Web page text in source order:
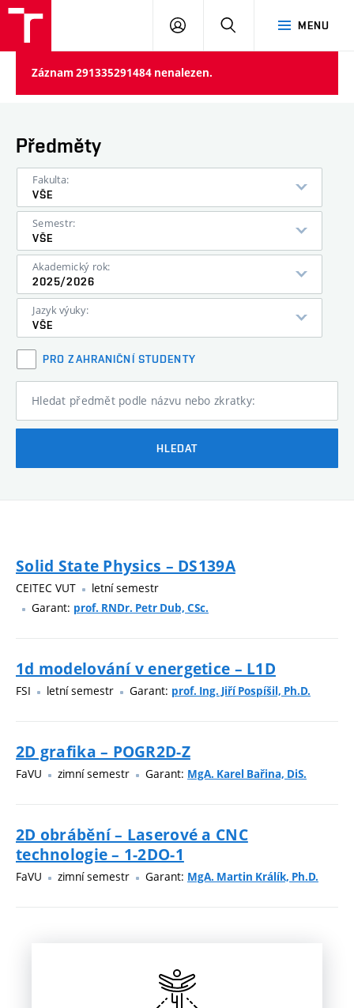
MENU
PŘIHLÁSIT
Záznam 291335291484 nenalezen.
Předměty
Fakulta:
VŠE
Semestr:
VŠE
Akademický rok:
2025/2026
Jazyk výuky:
VŠE
PRO ZAHRANIČNÍ STUDENTY
Hledat předmět podle názvu nebo zkratky:
HLEDAT
Solid State Physics – DS139A
CEITEC VUT
letní semestr
Garant: prof. RNDr. Petr Dub, CSc.
1d modelování v energetice – L1D
FSI letní semestr Garant: prof. Ing. Jiří Pospíšil, Ph.D.
2D grafika – POGR2D-Z
FaVU zimní semestr Garant: MgA. Karel Bařina, DiS.
2D obrábění – Laserové a CNC
technologie – 1-2DO-1
FaVU zimní semestr Garant: MgA. Martin Králík, Ph.D.